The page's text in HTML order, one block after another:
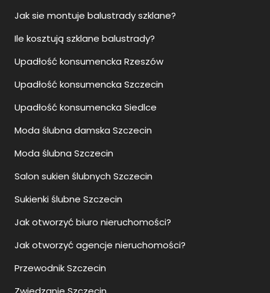
Jak sie montuje balustrady szklane?
Ile kosztują szklane balustrady?
Upadłość konsumencka Rzeszów
Upadłość konsumencka Szczecin
Upadłość konsumencka Siedlce
Moda ślubna damska Szczecin
Moda ślubna Szczecin
Salon sukien ślubnych Szczecin
Sukienki ślubne Szczecin
Jak otworzyć biuro nieruchomości?
Jak otworzyć agencje nieruchomości?
Przewodnik Szczecin